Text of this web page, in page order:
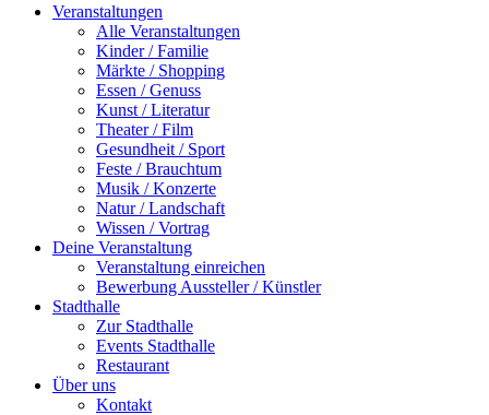
Veranstaltungen
Alle Veranstaltungen
Kinder / Familie
Märkte / Shopping
Essen / Genuss
Kunst / Literatur
Theater / Film
Gesundheit / Sport
Feste / Brauchtum
Musik / Konzerte
Natur / Landschaft
Wissen / Vortrag
Deine Veranstaltung
Veranstaltung einreichen
Bewerbung Aussteller / Künstler
Stadthalle
Zur Stadthalle
Events Stadthalle
Restaurant
Über uns
Kontakt